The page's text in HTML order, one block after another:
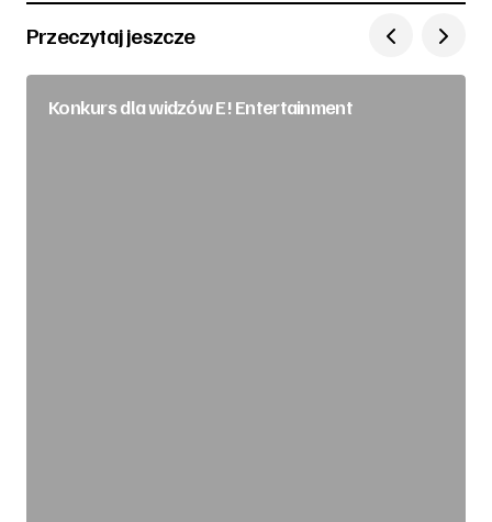
Przeczytaj jeszcze
Konkurs dla widzów E! Entertainment